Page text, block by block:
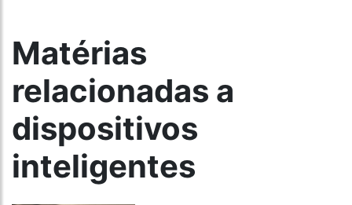
Matérias
relacionadas a
dispositivos
inteligentes